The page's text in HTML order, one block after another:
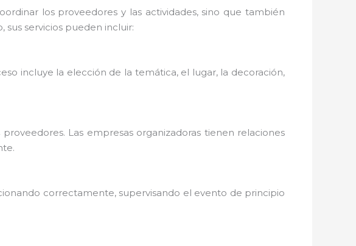
los proveedores y las actividades, sino que también
servicios pueden incluir:
incluye la elección de la temática, el lugar, la decoración,
Las empresas organizadoras tienen relaciones
correctamente, supervisando el evento de principio